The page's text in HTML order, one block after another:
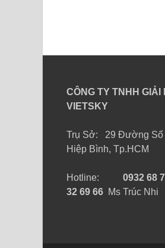
CÔNG TY TNHH GIẢI
Trụ Sở: 29 Đường Số
Hiệp Bình, Tp.HCM
Hotline: 0932 68
32 69 66 Ms Trúc Nhi